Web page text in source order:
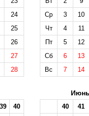
24
25
26
27
28
Ср
3 10
Чт
4 11
Пт
5 12
Сб
6 13
Вс
7 14
39
40
40 41